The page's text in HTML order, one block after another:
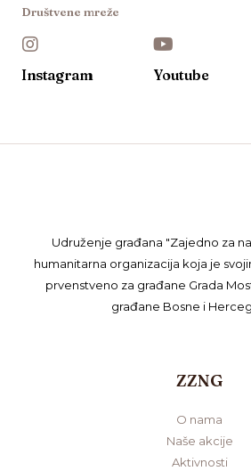
Društvene mreže
Instagram Youtube
Udruženje građana "Zajedno za
humanitarna organizacija koja je
prvenstveno za građane Grada
građane Bosne i
ZZNG
O nama
Naše akcije
Aktivnosti